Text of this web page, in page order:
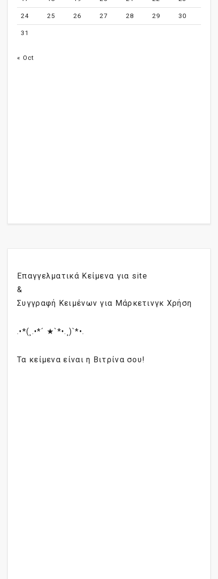
24 25 26 27 28 29 30
31
« Oct
Επαγγελματικά Κείμενα για site
&
Συγγραφή Κειμένων για Μάρκετινγκ Χρήση
.•*(¸.•*´ ★`*•.¸)`*•.
Τα κείμενα είναι η Βιτρίνα σου!